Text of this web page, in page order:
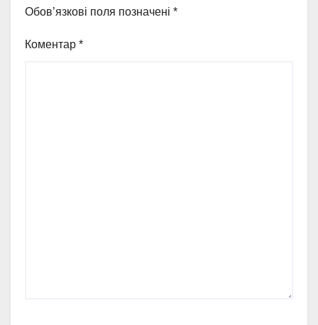
Обов’язкові поля позначені *
Коментар *